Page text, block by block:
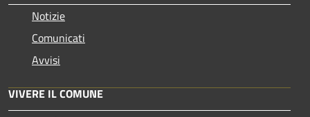
Notizie
Comunicati
Avvisi
VIVERE IL COMUNE